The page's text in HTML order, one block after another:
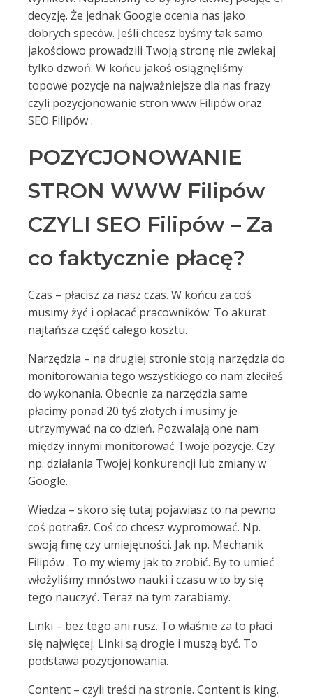
decyzję. Że jednak Google ocenia nas jako
dobrych speców. Jeśli chcesz byśmy tak samo
jakościowo prowadzili Twoją stronę nie zwlekaj
tylko dzwoń. W końcu jakoś osiągnęliśmy
topowe pozycje na najważniejsze dla nas frazy
czyli pozycjonowanie stron www Filipów oraz
SEO Filipów .
POZYCJONOWANIE
STRON WWW Filipów
CZYLI SEO Filipów – Za
co faktycznie płacę?
Czas – płacisz za nasz czas. W końcu za coś
musimy żyć i opłacać pracowników. To akurat
najtańsza część całego kosztu.
Narzędzia – na drugiej stronie stoją narzędzia do
monitorowania tego wszystkiego co nam zleciłeś
do wykonania. Obecnie za narzędzia same
płacimy ponad 20 tyś złotych i musimy je
utrzymywać na co dzień. Pozwalają one nam
między innymi monitorować Twoje pozycje. Czy
np. działania Twojej konkurencji lub zmiany w
Google.
Wiedza – skoro się tutaj pojawiasz to na pewno
coś potrafisz. Coś co chcesz wypromować. Np.
swoją firmę czy umiejętności. Jak np. Mechanik
Filipów . To my wiemy jak to zrobić. By to umieć
włożyliśmy mnóstwo nauki i czasu w to by się
tego nauczyć. Teraz na tym zarabiamy.
Linki – bez tego ani rusz. To właśnie za to płaci
się najwięcej. Linki są drogie i muszą być. To
podstawa pozycjonowania.
Content – czyli treści na stronie. Content is king.